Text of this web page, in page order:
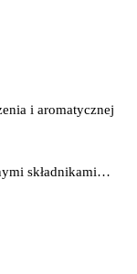
i aromatycznej
składnikami…